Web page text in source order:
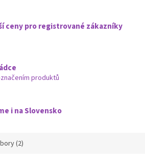
ceny pro registrované zákazníky
produktů
i na Slovensko
(2)